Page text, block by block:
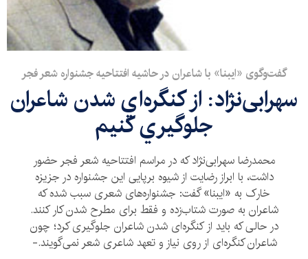
گفت‌وگوی «ایبنا» با شاعران در حاشیه افتتاحیه جشنواره شعر فجر
سهرابی‌نژاد: از كنگره‌اي شدن شاعران
جلوگيري كنيم
محمدرضا سهرابی‌نژاد که در مراسم افتتاحیه شعر فجر حضور
داشت، با ابراز رضایت از شیوه برپایی این جشنواره در جزیزه
خارک به «ایبنا» گفت: جشنواره‌های شعری سبب شده که
شاعران به صورت شتاب‌زده و فقط برای مطرح شدن کار کنند.
در حالی که باید از کنگره‌ای شدن شاعران جلوگیری کرد؛ چون
شاعران کنگره‌ای از روی نیاز و تعهد شاعری شعر نمی‌گویند.-